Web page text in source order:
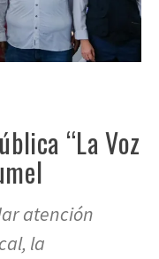
“La Voz
atención
la